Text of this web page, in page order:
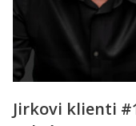
Jirkovi klienti